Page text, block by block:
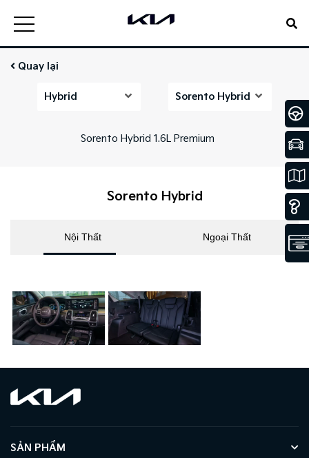
Quay lại
Hybrid Sorento Hybrid
Sorento Hybrid 1.6L Premium
Sorento Hybrid
Nội Thất Ngoại Thất
SẢN PHẨM